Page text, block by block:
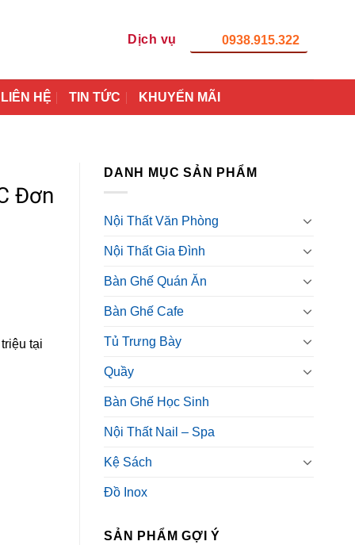
Dịch vụ 0938.915.322
LIÊN HỆ TIN TỨC KHUYẾN MÃI
DANH MỤC SẢN PHẨM
Nội Thất Văn Phòng
Nội Thất Gia Đình
Bàn Ghế Quán Ăn
Bàn Ghế Cafe
Tủ Trưng Bày
Quầy
Bàn Ghế Học Sinh
Nội Thất Nail – Spa
Kệ Sách
Đồ Inox
SẢN PHẨM GỢI Ý
Đơn
tại